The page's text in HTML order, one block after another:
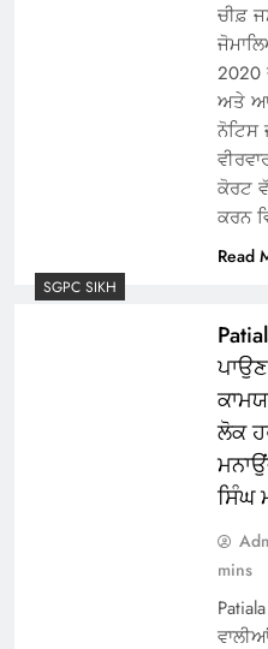
ਚੀਫ਼
2020
ਅਤੇ
ਨੋਟਿਸ
ਕੋਰਟ
ਕਰਨ
Read
SGPC SIKH
ਲੋਕ
ਸਿੰਘ
mins